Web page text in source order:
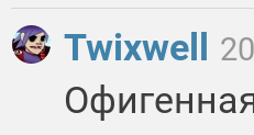
Twixwell